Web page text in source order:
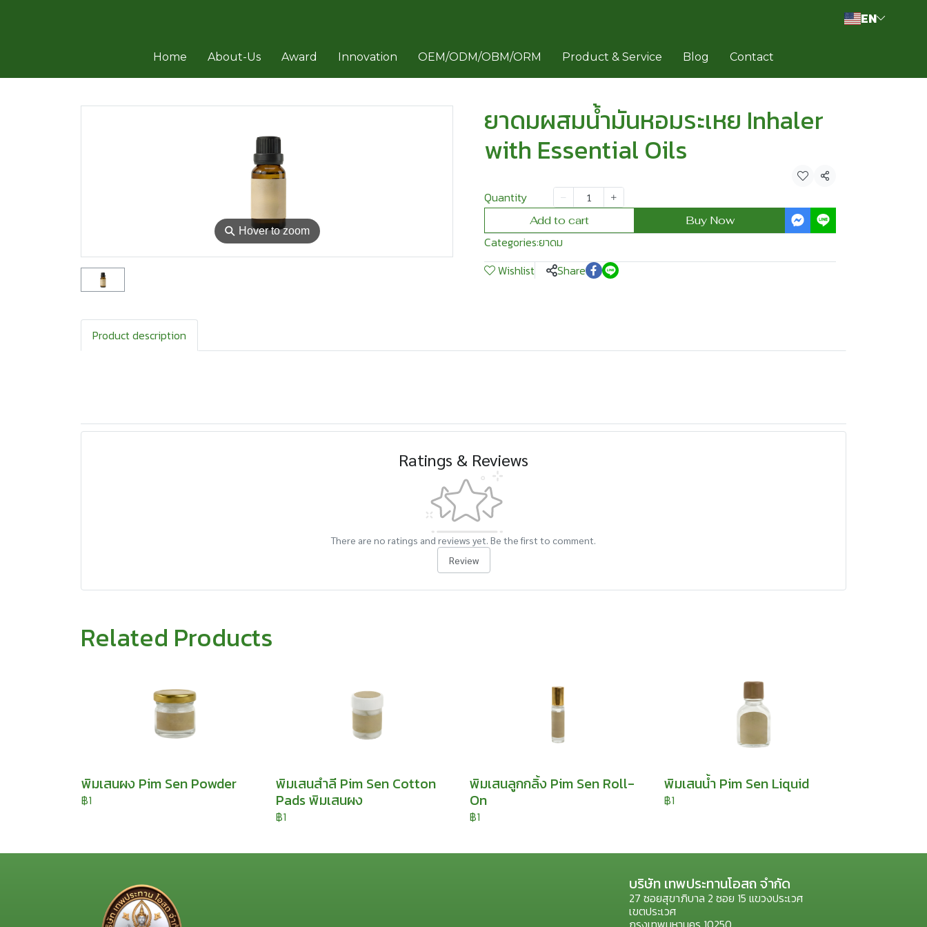
EN
Home About-Us Award Innovation OEM/ODM/OBM/ORM Product & Service Blog Contact
⚲ Hover to zoom
ยาดมผสมน้ำมันหอมระเหย Inhaler
with Essential Oils
Share
Quantity
Add to cart Buy Now
Categories:ยาดม
Wishlist
Share
Product description
Ratings & Reviews
There are no ratings and reviews yet. Be the first to comment.
Review
Related Products
พิมเสนผง Pim Sen Powder
฿1
พิมเสนสำลี Pim Sen Cotton
Pads พิมเสนผง
฿1
พิมเสนลูกกลิ้ง Pim Sen Roll-
On
฿1
พิมเสนน้ำ Pim Sen Liquid
฿1
บริษัท เทพประทานโอสถ จำกัด
27 ซอยสุขาภิบาล 2 ซอย 15 แขวงประเวศ
เขตประเวศ